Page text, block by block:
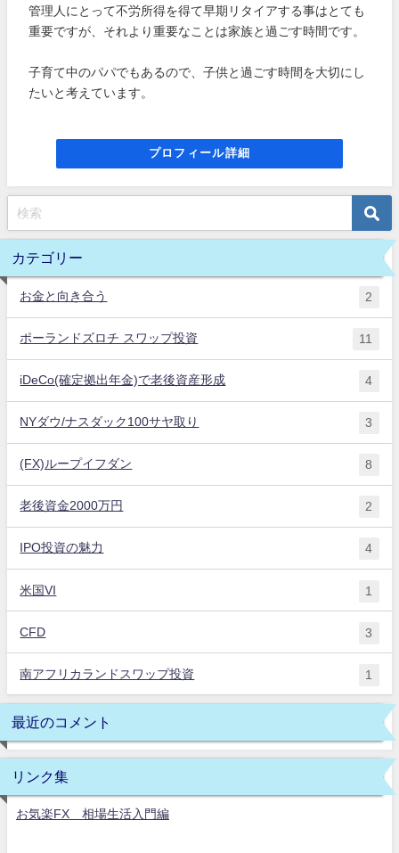
管理人にとって不労所得を得て早期リタイアする事はとても
重要ですが、それより重要なことは家族と過ごす時間です。
子育て中のパパでもあるので、子供と過ごす時間を大切にし
たいと考えています。
プロフィール詳細
カテゴリー
お金と向き合う 2
ポーランドズロチ スワップ投資 11
iDeCo(確定拠出年金)で老後資産形成 4
NYダウ/ナスダック100サヤ取り 3
(FX)ループイフダン 8
老後資金2000万円 2
IPO投資の魅力 4
米国VI 1
CFD 3
南アフリカランドスワップ投資 1
最近のコメント
リンク集
お気楽FX 相場生活入門編